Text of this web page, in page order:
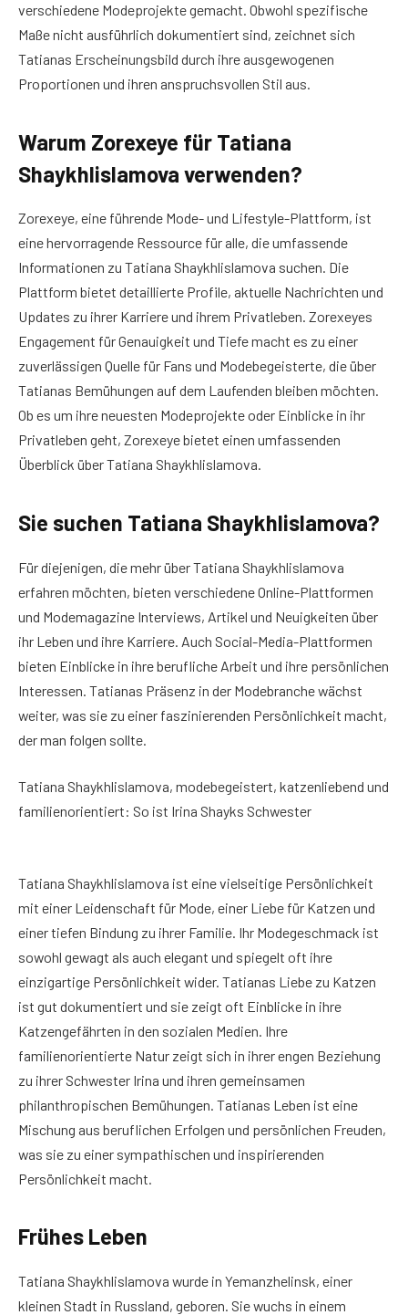
verschiedene Modeprojekte gemacht. Obwohl spezifische
Maße nicht ausführlich dokumentiert sind, zeichnet sich
Tatianas Erscheinungsbild durch ihre ausgewogenen
Proportionen und ihren anspruchsvollen Stil aus.
Warum Zorexeye für Tatiana
Shaykhlislamova verwenden?
Zorexeye, eine führende Mode- und Lifestyle-Plattform, ist
eine hervorragende Ressource für alle, die umfassende
Informationen zu Tatiana Shaykhlislamova suchen. Die
Plattform bietet detaillierte Profile, aktuelle Nachrichten und
Updates zu ihrer Karriere und ihrem Privatleben. Zorexeyes
Engagement für Genauigkeit und Tiefe macht es zu einer
zuverlässigen Quelle für Fans und Modebegeisterte, die über
Tatianas Bemühungen auf dem Laufenden bleiben möchten.
Ob es um ihre neuesten Modeprojekte oder Einblicke in ihr
Privatleben geht, Zorexeye bietet einen umfassenden
Überblick über Tatiana Shaykhlislamova.
Sie suchen Tatiana Shaykhlislamova?
Für diejenigen, die mehr über Tatiana Shaykhlislamova
erfahren möchten, bieten verschiedene Online-Plattformen
und Modemagazine Interviews, Artikel und Neuigkeiten über
ihr Leben und ihre Karriere. Auch Social-Media-Plattformen
bieten Einblicke in ihre berufliche Arbeit und ihre persönlichen
Interessen. Tatianas Präsenz in der Modebranche wächst
weiter, was sie zu einer faszinierenden Persönlichkeit macht,
der man folgen sollte.
Tatiana Shaykhlislamova, modebegeistert, katzenliebend und
familienorientiert: So ist Irina Shayks Schwester
Tatiana Shaykhlislamova ist eine vielseitige Persönlichkeit
mit einer Leidenschaft für Mode, einer Liebe für Katzen und
einer tiefen Bindung zu ihrer Familie. Ihr Modegeschmack ist
sowohl gewagt als auch elegant und spiegelt oft ihre
einzigartige Persönlichkeit wider. Tatianas Liebe zu Katzen
ist gut dokumentiert und sie zeigt oft Einblicke in ihre
Katzengefährten in den sozialen Medien. Ihre
familienorientierte Natur zeigt sich in ihrer engen Beziehung
zu ihrer Schwester Irina und ihren gemeinsamen
philanthropischen Bemühungen. Tatianas Leben ist eine
Mischung aus beruflichen Erfolgen und persönlichen Freuden,
was sie zu einer sympathischen und inspirierenden
Persönlichkeit macht.
Frühes Leben
Tatiana Shaykhlislamova wurde in Yemanzhelinsk, einer
kleinen Stadt in Russland, geboren. Sie wuchs in einem